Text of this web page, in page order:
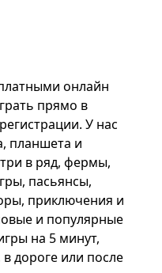
онлайн
прямо в
У нас
планшета и
в ряд, фермы,
пасьянсы,
приключения и
и популярные
на 5 минут,
дороге или после